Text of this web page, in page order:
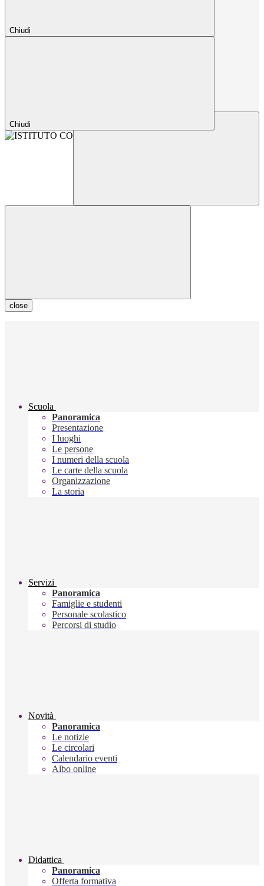
Chiudi
Chiudi
close
Scuola
Panoramica
Presentazione
I luoghi
Le persone
I numeri della scuola
Le carte della scuola
Organizzazione
La storia
Servizi
Panoramica
Famiglie e studenti
Personale scolastico
Percorsi di studio
Novità
Panoramica
Le notizie
Le circolari
Calendario eventi
Albo online
Didattica
Panoramica
Offerta formativa